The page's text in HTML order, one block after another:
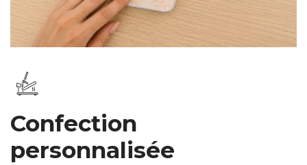
Confection
personnalisée